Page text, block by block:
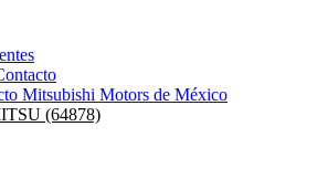
Mitsubishi Motors de México
(64878)